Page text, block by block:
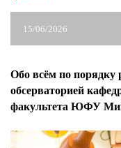
15/06/2026
Обо всём по порядку
обсерваторией
факультета ЮФУ